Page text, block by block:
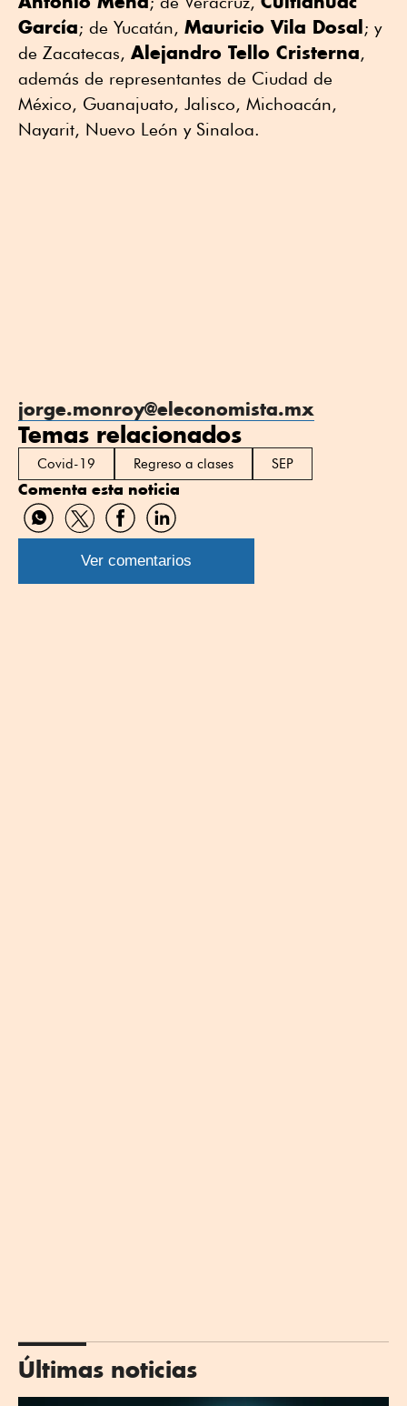
García; de Yucatán, Mauricio Vila Dosal; y
de Zacatecas, Alejandro Tello Cristerna,
además de representantes de Ciudad de
México, Guanajuato, Jalisco, Michoacán,
Nayarit, Nuevo León y Sinaloa.
jorge.monroy@eleconomista.mx
Temas relacionados
Covid-19 Regreso a clases SEP
Comenta esta noticia
Compartir
por
WhatsApp
Compartir
por
Twitter
Compartir
por
Facebook
Compartir
por
Linkedin
Ver comentarios
Últimas noticias